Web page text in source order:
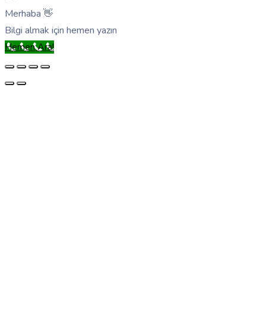
Merhaba 👋
Bilgi almak için hemen yazın
Hemen Ara!